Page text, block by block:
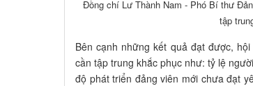
Đồng chí Lư Thành Nam - Phó Bí thư
tập
Bên cạnh những kết quả đạt được,
cần tập trung khắc phục như: tỷ lệ
độ phát triển đảng viên mới chưa đạt